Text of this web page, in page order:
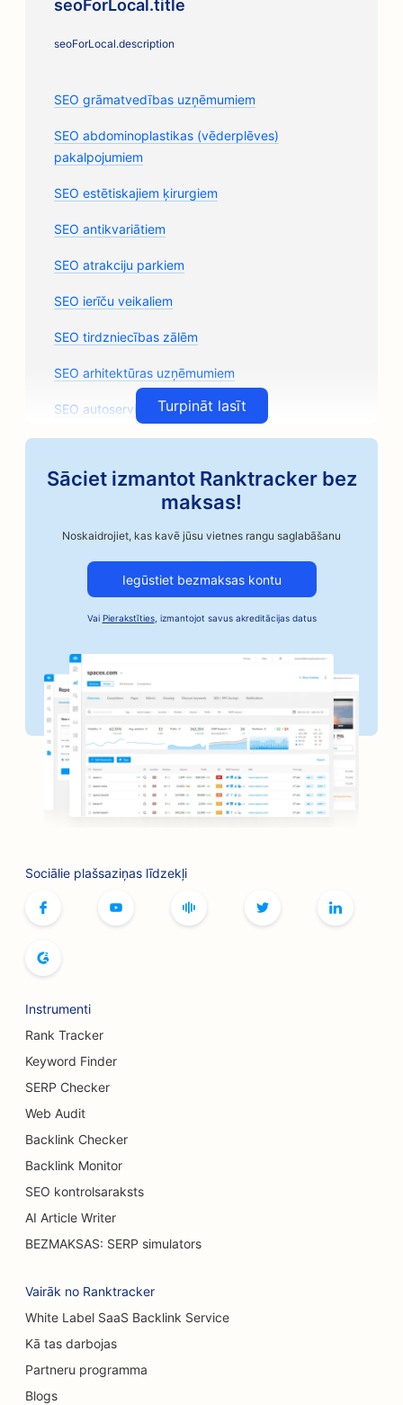
seoForLocal.title
seoForLocal.description
SEO grāmatvedības uzņēmumiem
SEO abdominoplastikas (vēderplēves)
pakalpojumiem
SEO estētiskajiem ķirurgiem
SEO antikvariātiem
SEO atrakciju parkiem
SEO ierīču veikaliem
SEO tirdzniecības zālēm
SEO arhitektūras uzņēmumiem
SEO autoservisiem
SEO mākslas nodarbībām
SEO Bail Bonds pakalpojumiem
SEO automobiļu nozares uzņēmumiem
SEO maiznīcām
SEO frizētavām
SEO bankām
SEO grāmatnīcām
SEO optimizācija grila galdiem
SEO botoksa un filleru pakalpojumiem
SEO veikaliem
SEO krūšu palielināšanas pakalpojumiem
SEO bufetes restorāniem
SEO kūku veikaliem
SEO automobiļu dīleriem
SEO apdegumu ķirurgiem
SEO paklāju un grīdas segumu veikaliem
SEO gadījuma ēdināšanas restorāniem
Turpināt lasīt
Sāciet izmantot Ranktracker bez
maksas!
Noskaidrojiet, kas kavē jūsu vietnes rangu saglabāšanu
Iegūstiet bezmaksas kontu
Vai Pierakstīties, izmantojot savus akreditācijas datus
Sociālie plašsaziņas līdzekļi
Instrumenti
Rank Tracker
Keyword Finder
SERP Checker
Web Audit
Backlink Checker
Backlink Monitor
SEO kontrolsaraksts
AI Article Writer
BEZMAKSAS: SERP simulators
Vairāk no Ranktracker
White Label SaaS Backlink Service
Kā tas darbojas
Partneru programma
Blogs